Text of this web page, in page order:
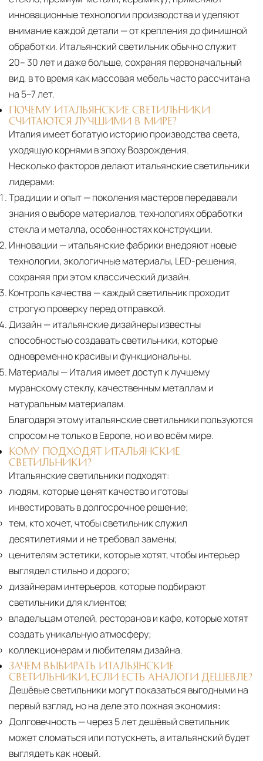
инновационные технологии производства и уделяют
внимание каждой детали — от крепления до финишной
обработки. Итальянский светильник обычно служит
20– 30 лет и даже больше, сохраняя первоначальный
вид, в то время как массовая мебель часто рассчитана
на 5–7 лет.
ПОЧЕМУ ИТАЛЬЯНСКИЕ СВЕТИЛЬНИКИ
СЧИТАЮТСЯ ЛУЧШИМИ В МИРЕ?
Италия имеет богатую историю производства света,
уходящую корнями в эпоху Возрождения.
Несколько факторов делают итальянские светильники
лидерами:
Традиции и опыт— поколения мастеров передавали
знания о выборе материалов, технологиях обработки
стекла и металла, особенностях конструкции.
Инновации — итальянские фабрики внедряют новые
технологии, экологичные материалы, LED-решения,
сохраняя при этом классический дизайн.
Контроль качества — каждый светильник проходит
строгую проверку перед отправкой.
Дизайн— итальянские дизайнеры известны
способностью создавать светильники, которые
одновременно красивы и функциональны.
Материалы— Италия имеет доступ к лучшему
муранскому стеклу, качественным металлам и
натуральным материалам.
Благодаря этому итальянские светильники пользуются
спросом не только в Европе, но и во всём мире.
КОМУ ПОДХОДЯТ ИТАЛЬЯНСКИЕ
СВЕТИЛЬНИКИ?
Итальянские светильники подходят:
людям, которые ценят качество и готовы
инвестировать в долгосрочное решение;
тем, кто хочет, чтобы светильник служил
десятилетиями и не требовал замены;
ценителям эстетики, которые хотят, чтобы интерьер
выглядел стильно и дорого;
дизайнерам интерьеров, которые подбирают
светильники для клиентов;
владельцам отелей, ресторанов и кафе, которые хотят
создать уникальную атмосферу;
коллекционерам и любителям дизайна.
ЗАЧЕМ ВЫБИРАТЬ ИТАЛЬЯНСКИЕ
СВЕТИЛЬНИКИ, ЕСЛИ ЕСТЬ АНАЛОГИ ДЕШЕВЛЕ?
Дешёвые светильники могут показаться выгодными на
первый взгляд, но на деле это ложная экономия:
Долговечность— через 5 лет дешёвый светильник
может сломаться или потускнеть, а итальянский будет
выглядеть как новый.